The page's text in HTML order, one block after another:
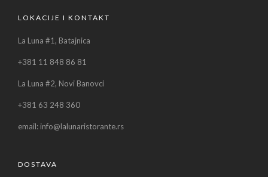
LOKACIJE I KONTAKT
La Luna #1, Batajnica
+381 11 848 86 81
La Luna #2, Novi Banovci
+381 63 248 360
email: info@lalunaristorante.rs
DOSTAVA